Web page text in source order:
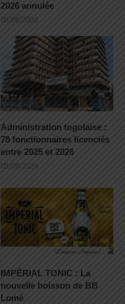
2026 annulée
05/08/2026
Administration togolaise :
78 fonctionnaires licenciés
entre 2025 et 2026
05/08/2026
IMPÉRIAL TONIC : La
nouvelle boisson de BB
Lomé